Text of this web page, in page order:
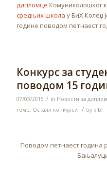
дипломце Комуниколошког
средњих школа у БиХ Колеџ
године поводом петнаест
Конкурс за
поводом 15
07/03/2015 / in Новости за
теме, Остали конкурси / by kfbl
Поводом петнаест година